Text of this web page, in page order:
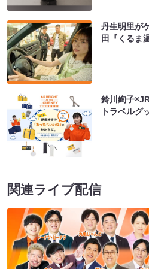
丹生明里が
田『くるま
鈴川絢子
トラベルグ
関連ライブ配信